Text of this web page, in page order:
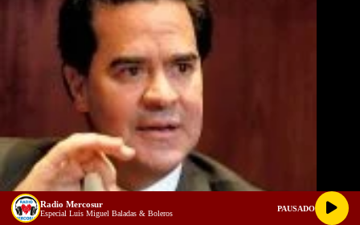
Radio Mercosur
Especial Luis Miguel Baladas & Boleros
PAUSADO